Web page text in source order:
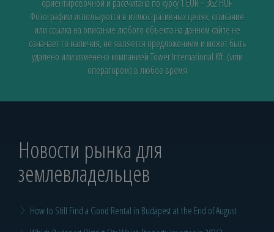
ориентировочной и рассчитана по курсу 1 EUR = 362 HUF
Фотографии используются в иллюстративных целях, описание
или ссылка на описание любого объекта на данном сайте не
означает го наличия, не является предложением и может быть
удалено или изменено компанией Tower International Kft. (или
оператором) в любое время
Новости рынка для
землевладельцев
How to Still Find a Good Rental in Budapest at the End of August